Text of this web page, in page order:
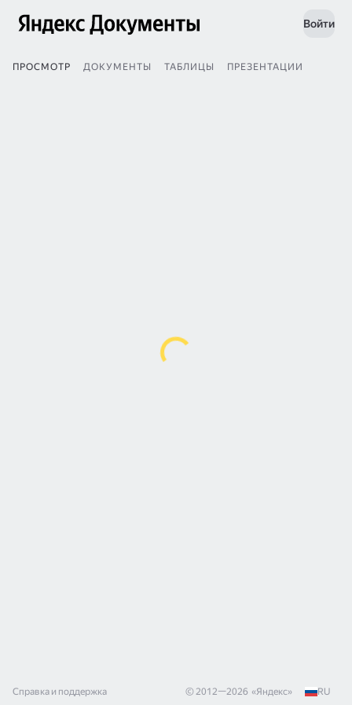
Войти
ПРОСМОТР ДОКУМЕНТЫ ТАБЛИЦЫ ПРЕЗЕНТАЦИИ
Справка и поддержка © 2012—2026 «Яндекс» RU